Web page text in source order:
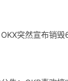
突然宣布销